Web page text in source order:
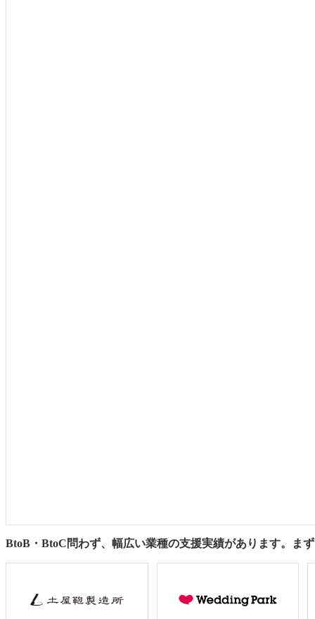
BtoB・BtoC問わず、幅広い業種の支援実績があります。ま